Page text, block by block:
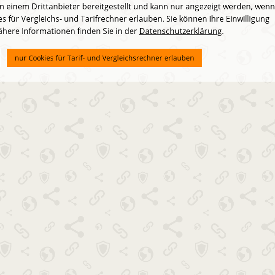
einem Drittanbieter bereitgestellt und kann nur angezeigt werden, wenn
für Vergleichs- und Tarifrechner erlauben. Sie können Ihre Einwilligung
Informationen finden Sie in der Datenschutzerklärung.
nur Cookies für Tarif- und Vergleichsrechner erlauben